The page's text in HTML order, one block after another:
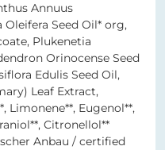
Annuus
Oleifera Seed Oil* org,
Plukenetia
Orinocense Seed
Edulis Seed Oil,
Leaf Extract,
Limonene**, Eugenol**,
Citronellol**
Anbau / certified